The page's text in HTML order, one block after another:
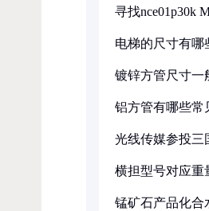
寻找nce01p30k
电梯的尺寸有哪
镀锌方管尺寸一
铝方管有哪些常
光线传媒参投三
横担型号对应重
锰矿石产品化合